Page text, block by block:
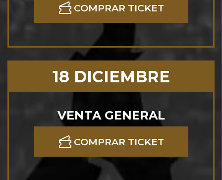
COMPRAR TICKET
18 DICIEMBRE
VENTA GENERAL
COMPRAR TICKET